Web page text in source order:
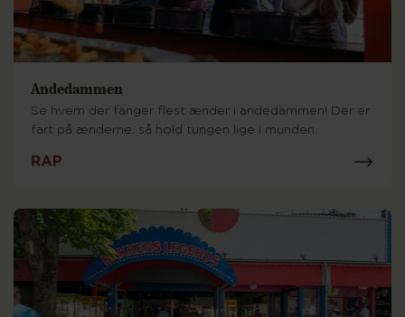
Andedammen
Se hvem der fanger flest ænder i andedammen! Der er
fart på ænderne, så hold tungen lige i munden.
RAP